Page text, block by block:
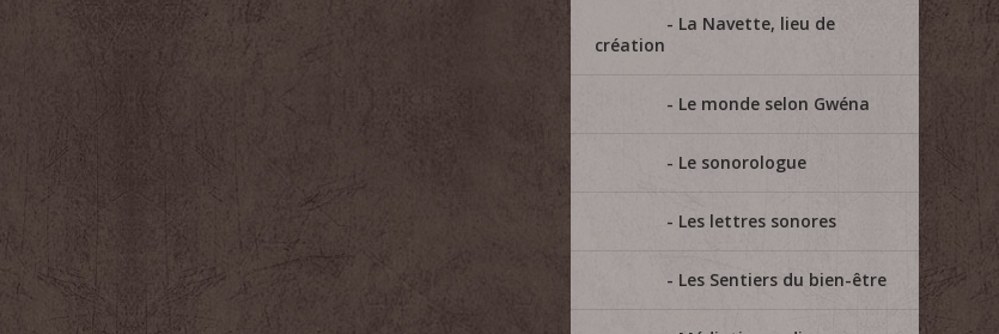
La Navette, lieu de
création
Le monde selon Gwéna
Le sonorologue
Les lettres sonores
Les Sentiers du bien-être